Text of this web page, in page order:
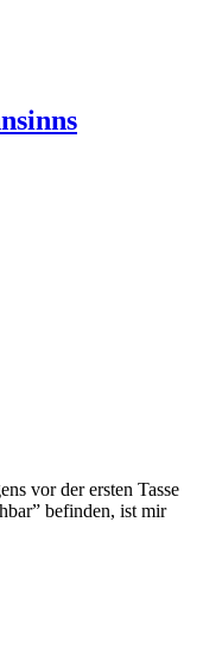
vor der ersten Tasse
befinden, ist mir